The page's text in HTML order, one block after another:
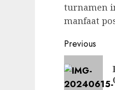
turnamen
manfaat
Previous